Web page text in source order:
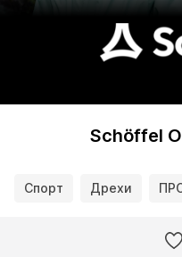
Schöffel
Спорт Дрехи